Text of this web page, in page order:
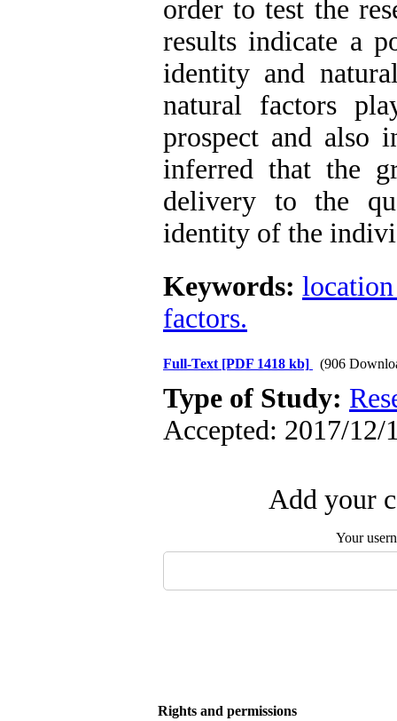
order to test the
results indicate a
identity and
natural factors
prospect and also
inferred that the
delivery to the
identity of the
Keywords:
factors.
Full-Text [PDF 1418 kb] (906
Type of Study:
Accepted: 2017/12/
Add your
Your
Rights and permissions